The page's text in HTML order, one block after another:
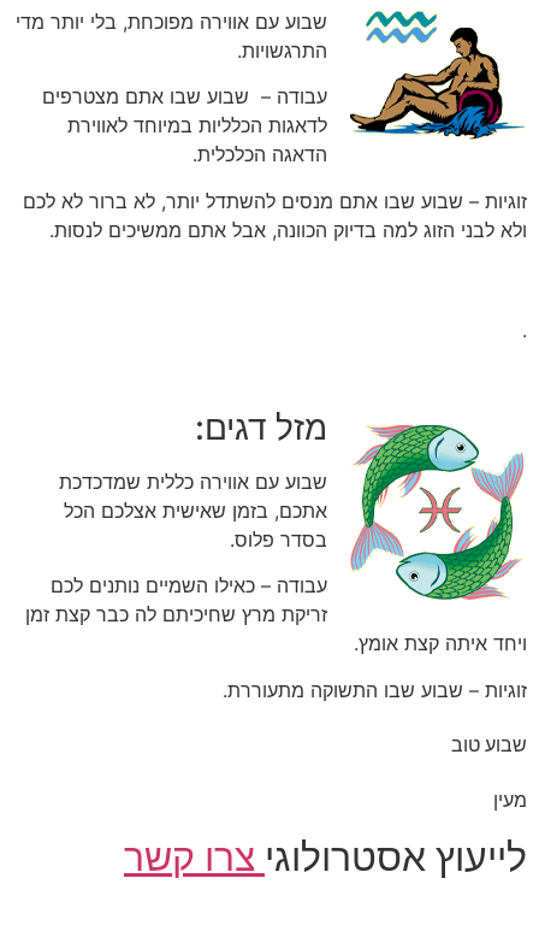
שבוע עם אווירה מפוכחת, בלי יותר מדי
התרגשויות.
עבודה – שבוע שבו אתם מצטרפים
לדאגות הכלליות במיוחד לאווירת
הדאגה הכלכלית.
זוגיות – שבוע שבו אתם מנסים להשתדל יותר, לא ברור לא לכם
ולא לבני הזוג למה בדיוק הכוונה, אבל אתם ממשיכים לנסות.
.
מזל דגים:
שבוע עם אווירה כללית שמדכדכת
אתכם, בזמן שאישית אצלכם הכל
בסדר פלוס.
עבודה – כאילו השמיים נותנים לכם
זריקת מרץ שחיכיתם לה כבר קצת זמן
ויחד איתה קצת אומץ.
זוגיות – שבוע שבו התשוקה מתעוררת.
שבוע טוב
מעין
לייעוץ אסטרולוגי צרו קשר